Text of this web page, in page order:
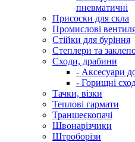
пневматичні
Присоски для скла
Промислові
Стійки для буріння
Степлери та
Сходи, драбини
- Аксесуари
- Горищні
Тачки, візки
Теплові гармати
Траншеєкопачі
Швонарізчики
Штроборізи